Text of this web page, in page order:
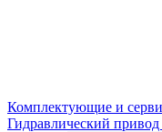
Комплектующие и
Гидравлический